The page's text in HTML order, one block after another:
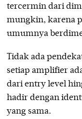
tercermin dari
mungkin, karena
umumnya
Tidak ada
setiap amplifier
dari entry level
hadir dengan
yang sama.